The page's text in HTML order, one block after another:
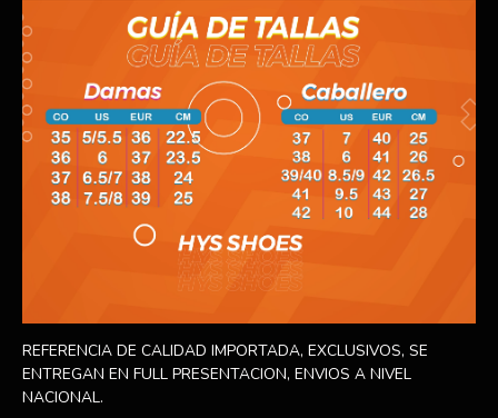
REFERENCIA DE CALIDAD IMPORTADA, EXCLUSIVOS, SE
ENTREGAN EN FULL PRESENTACION, ENVIOS A NIVEL
NACIONAL.